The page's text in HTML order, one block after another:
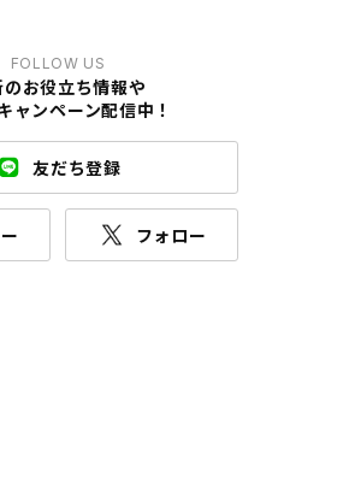
FOLLOW US
のお役立ち情報や
ャンペーン配信中！
友だち登録
フォロー